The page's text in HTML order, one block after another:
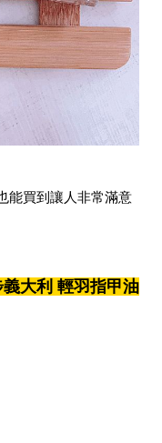
能買到讓人非常滿意
大利 輕羽指甲油